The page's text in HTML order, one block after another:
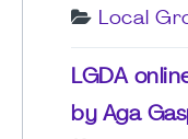
Local
LGDA
by Aga